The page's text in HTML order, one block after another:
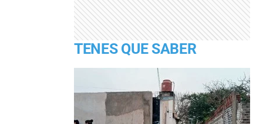
TENES QUE SABER